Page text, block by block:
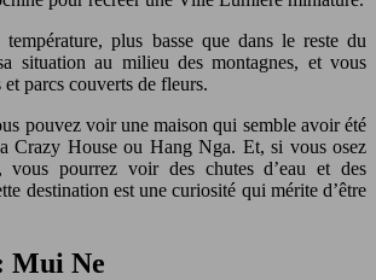
plus basse que dans le reste du
situation au milieu des montagnes, et vous
parcs couverts de fleurs.
pouvez voir une maison qui semble avoir été
Crazy House ou Hang Nga. Et, si vous osez
vous pourrez voir des chutes d’eau et des
destination est une curiosité qui mérite d’être
Mui Ne